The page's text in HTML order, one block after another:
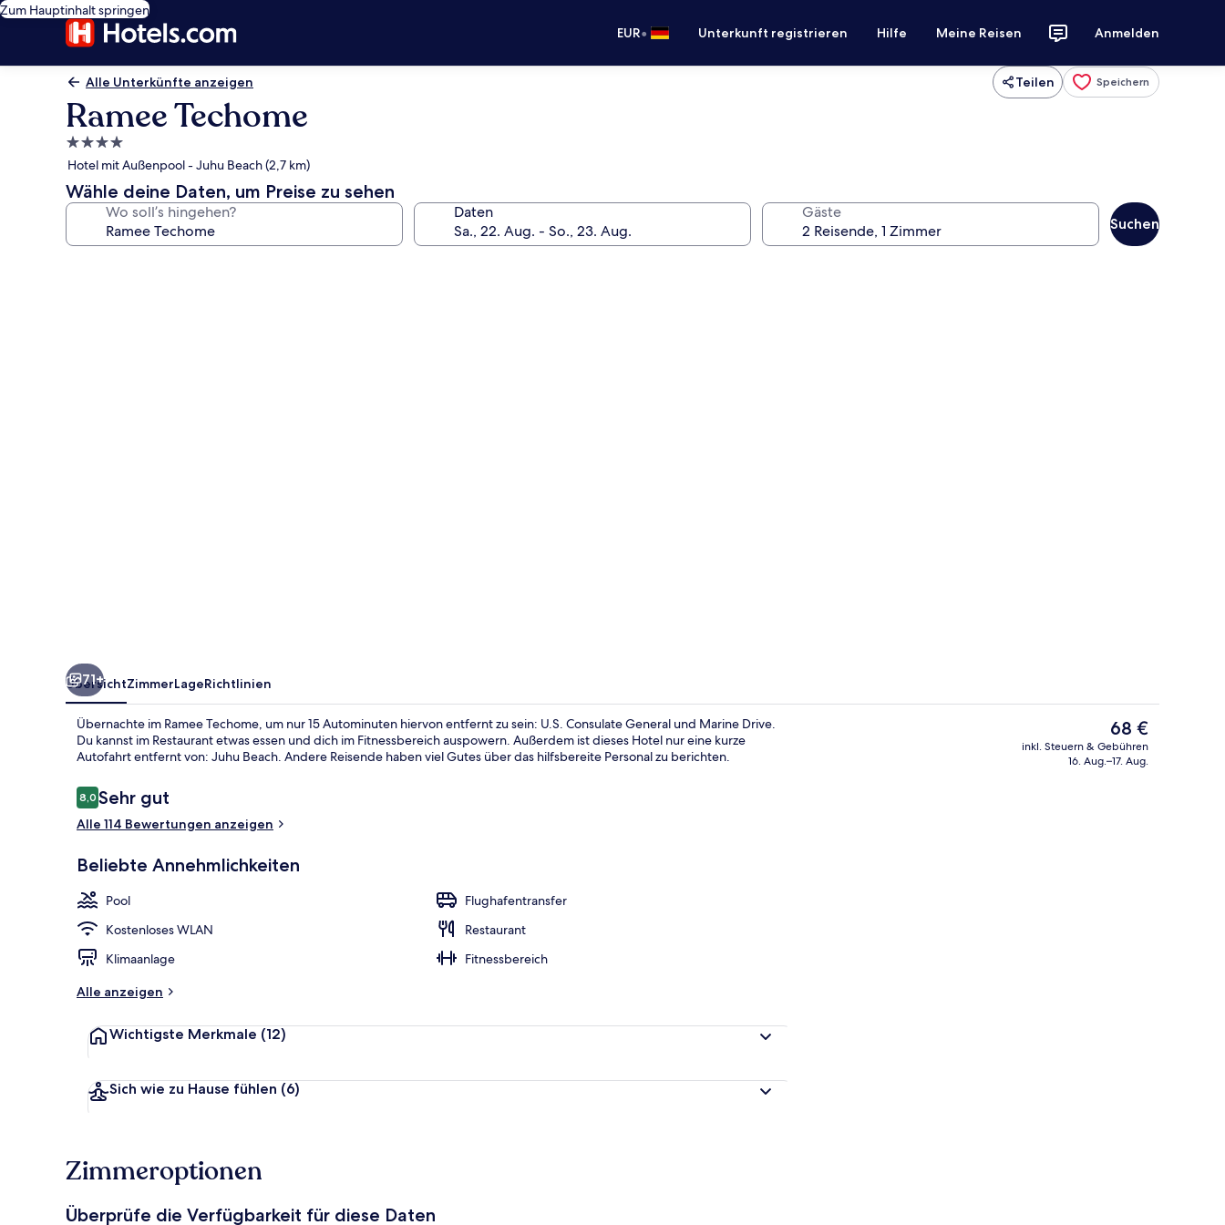
Zum Hauptinhalt springen
EUR• Unterkunft registrieren Hilfe Meine Reisen Anmelden
Alle Unterkünfte anzeigen Teilen Speichern
Ramee Techome
4.0-
Sterne-
Unterkunft
Hotel mit Außenpool - Juhu Beach (2,7 km)
Wähle deine Daten, um Preise zu sehen
Wo soll’s hingehen? Daten Gäste
Suchen
71+
ÜbersichtZimmerLageRichtlinien
Übernachte im Ramee Techome, um nur 15 Autominuten hiervon entfernt zu sein: U.S. Consulate General und Marine Drive.
Du kannst im Restaurant etwas essen und dich im Fitnessbereich auspowern. Außerdem ist dieses Hotel nur eine kurze
Autofahrt entfernt von: Juhu Beach. Andere Reisende haben viel Gutes über das hilfsbereite Personal zu berichten.
Bewertungen
8,08,0 von 10.
Sehr gut
Alle 114 Bewertungen anzeigen
Beliebte Annehmlichkeiten
Pool
Flughafentransfer
Kostenloses WLAN
Restaurant
Klimaanlage
Fitnessbereich
Alle anzeigen
Wichtigste Merkmale (12)
Sich wie zu Hause fühlen (6)
Der
aktuelle
Preis
68 €
inkl. Steuern & Gebühren
16. Aug.–17. Aug.
Zimmeroptionen
Überprüfe die Verfügbarkeit für diese Daten